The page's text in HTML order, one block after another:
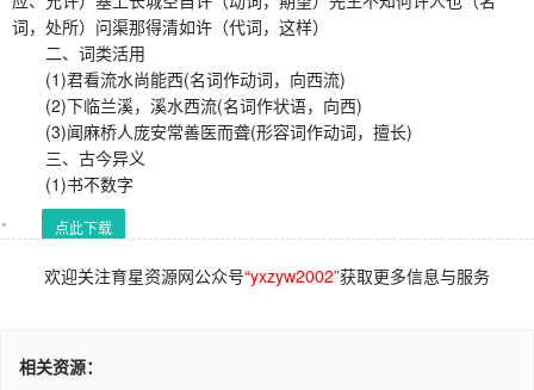
词，处所）问渠那得清如许（代词，这样）
二、词类活用
(1)君看流水尚能西(名词作动词，向西流)
(2)下临兰溪，溪水西流(名词作状语，向西)
(3)闻麻桥人庞安常善医而聋(形容词作动词，擅长)
三、古今异义
(1)书不数字
点此下载
欢迎关注育星资源网公众号“yxzyw2002”获取更多信息与服务
相关资源：